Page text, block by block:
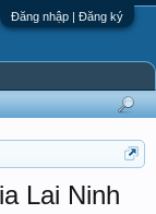
Đăng nhập | Đăng ký
Lai Ninh